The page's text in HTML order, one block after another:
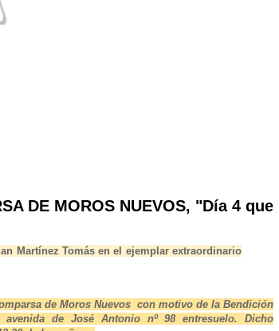
DE MOROS NUEVOS, "Día 4 que
Martínez Tomás en el ejemplar extraordinario
de Moros Nuevos con motivo de la Bendición
de José Antonio nº 98 entresuelo. Dicho